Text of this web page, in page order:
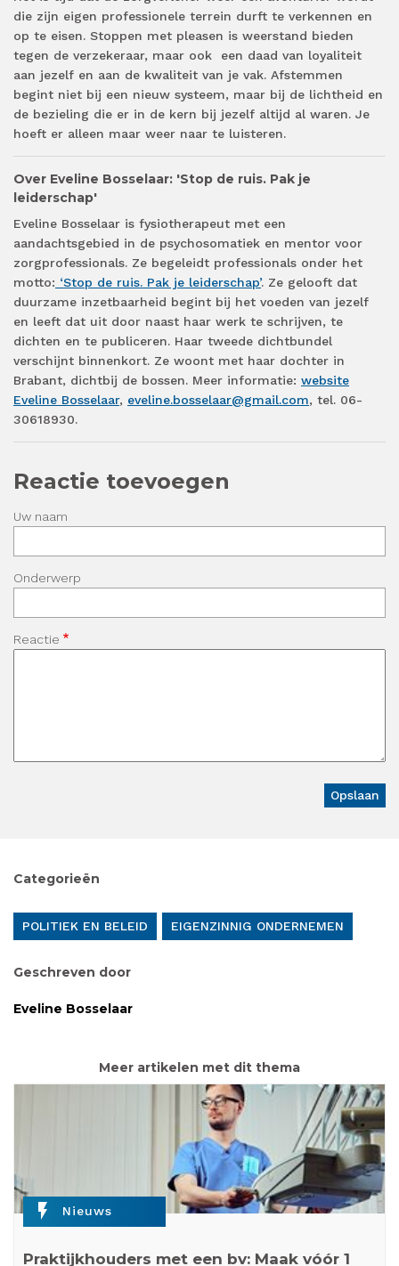
die zijn eigen professionele terrein durft te verkennen en
op te eisen. Stoppen met pleasen is weerstand bieden
tegen de verzekeraar, maar ook een daad van loyaliteit
aan jezelf en aan de kwaliteit van je vak. Afstemmen
begint niet bij een nieuw systeem, maar bij de lichtheid en
de bezieling die er in de kern bij jezelf altijd al waren. Je
hoeft er alleen maar weer naar te luisteren.
Over Eveline Bosselaar: 'Stop de ruis. Pak je
leiderschap'
Eveline Bosselaar is fysiotherapeut met een
aandachtsgebied in de psychosomatiek en mentor voor
zorgprofessionals. Ze begeleidt professionals onder het
motto: ‘Stop de ruis. Pak je leiderschap’. Ze gelooft dat
duurzame inzetbaarheid begint bij het voeden van jezelf
en leeft dat uit door naast haar werk te schrijven, te
dichten en te publiceren. Haar tweede dichtbundel
verschijnt binnenkort. Ze woont met haar dochter in
Brabant, dichtbij de bossen. Meer informatie: website
Eveline Bosselaar, eveline.bosselaar@gmail.com, tel. 06-
30618930.
Reactie toevoegen
Uw naam
Onderwerp
Reactie
Categorieën
POLITIEK EN BELEID EIGENZINNIG ONDERNEMEN
Geschreven door
Eveline Bosselaar
Meer artikelen met dit thema
flash_on Nieuws
Praktijkhouders met een bv: Maak vóór 1